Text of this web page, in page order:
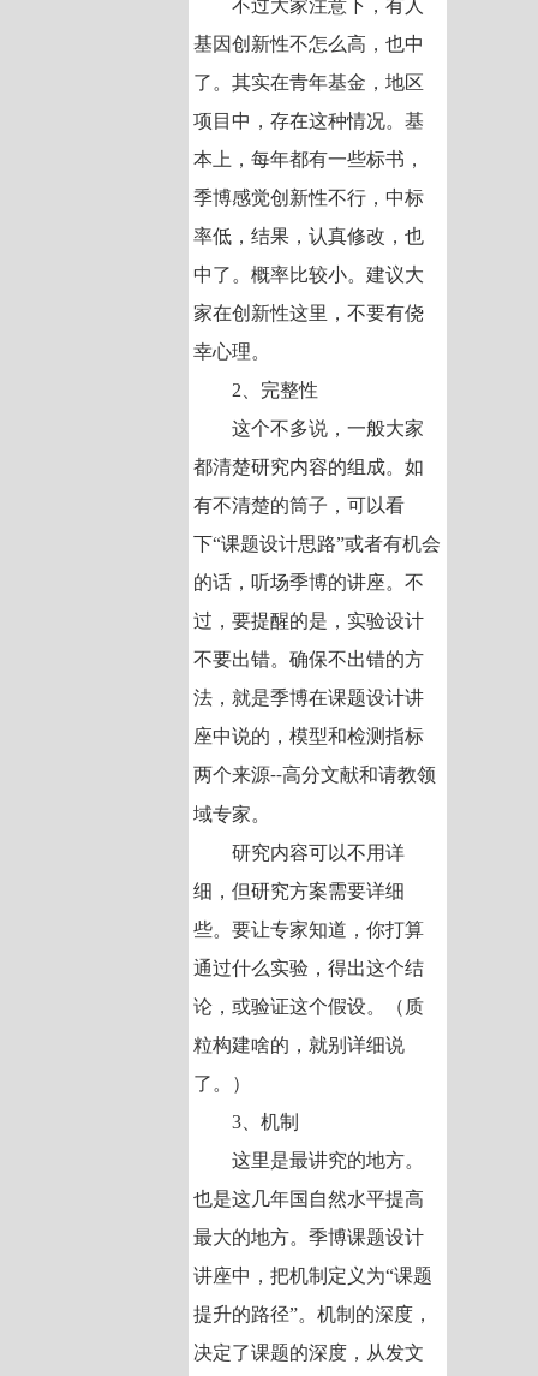
不过大家注意下，有人
基因创新性不怎么高，也中
了。其实在青年基金，地区
项目中，存在这种情况。基
本上，每年都有一些标书，
季博感觉创新性不行，中标
率低，结果，认真修改，也
中了。概率比较小。建议大
家在创新性这里，不要有侥
幸心理。
2、完整性
这个不多说，一般大家
都清楚研究内容的组成。如
有不清楚的筒子，可以看
下“课题设计思路”或者有机会
的话，听场季博的讲座。不
过，要提醒的是，实验设计
不要出错。确保不出错的方
法，就是季博在课题设计讲
座中说的，模型和检测指标
两个来源--高分文献和请教领
域专家。
研究内容可以不用详
细，但研究方案需要详细
些。要让专家知道，你打算
通过什么实验，得出这个结
论，或验证这个假设。（质
粒构建啥的，就别详细说
了。）
3、机制
这里是最讲究的地方。
也是这几年国自然水平提高
最大的地方。季博课题设计
讲座中，把机制定义为“课题
提升的路径”。机制的深度，
决定了课题的深度，从发文